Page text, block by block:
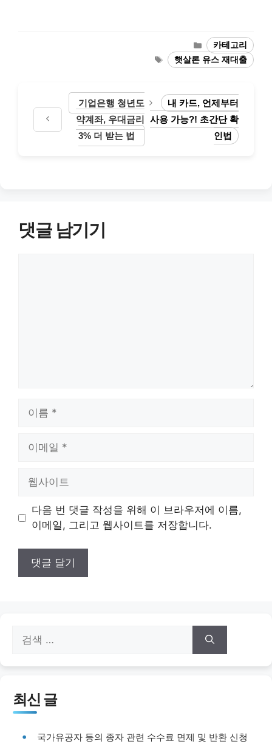
카
테
고
카테고리
태
그
햇살론 유스 재대출
기업은행 청년도
약계좌, 우대금리
3% 더 받는 법
내 카드, 언제부터
사용 가능?! 초간단 확
인법
댓글 남기기
트
다음 번 댓글 작성을 위해 이 브라우저에 이름,
이메일, 그리고 웹사이트를 저장합니다.
색:
최신 글
국가유공자 등의 종자 관련 수수료 면제 및 반환 신청